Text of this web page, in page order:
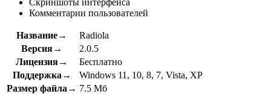
Комментарии пользователей
Название→
Radiola
Версия→
2.0.5
Лицензия→
Бесплатно
Поддержка→
Windows 11, 10, 8, 7, Vista, XP
Размер файла→ 7.5 Мб